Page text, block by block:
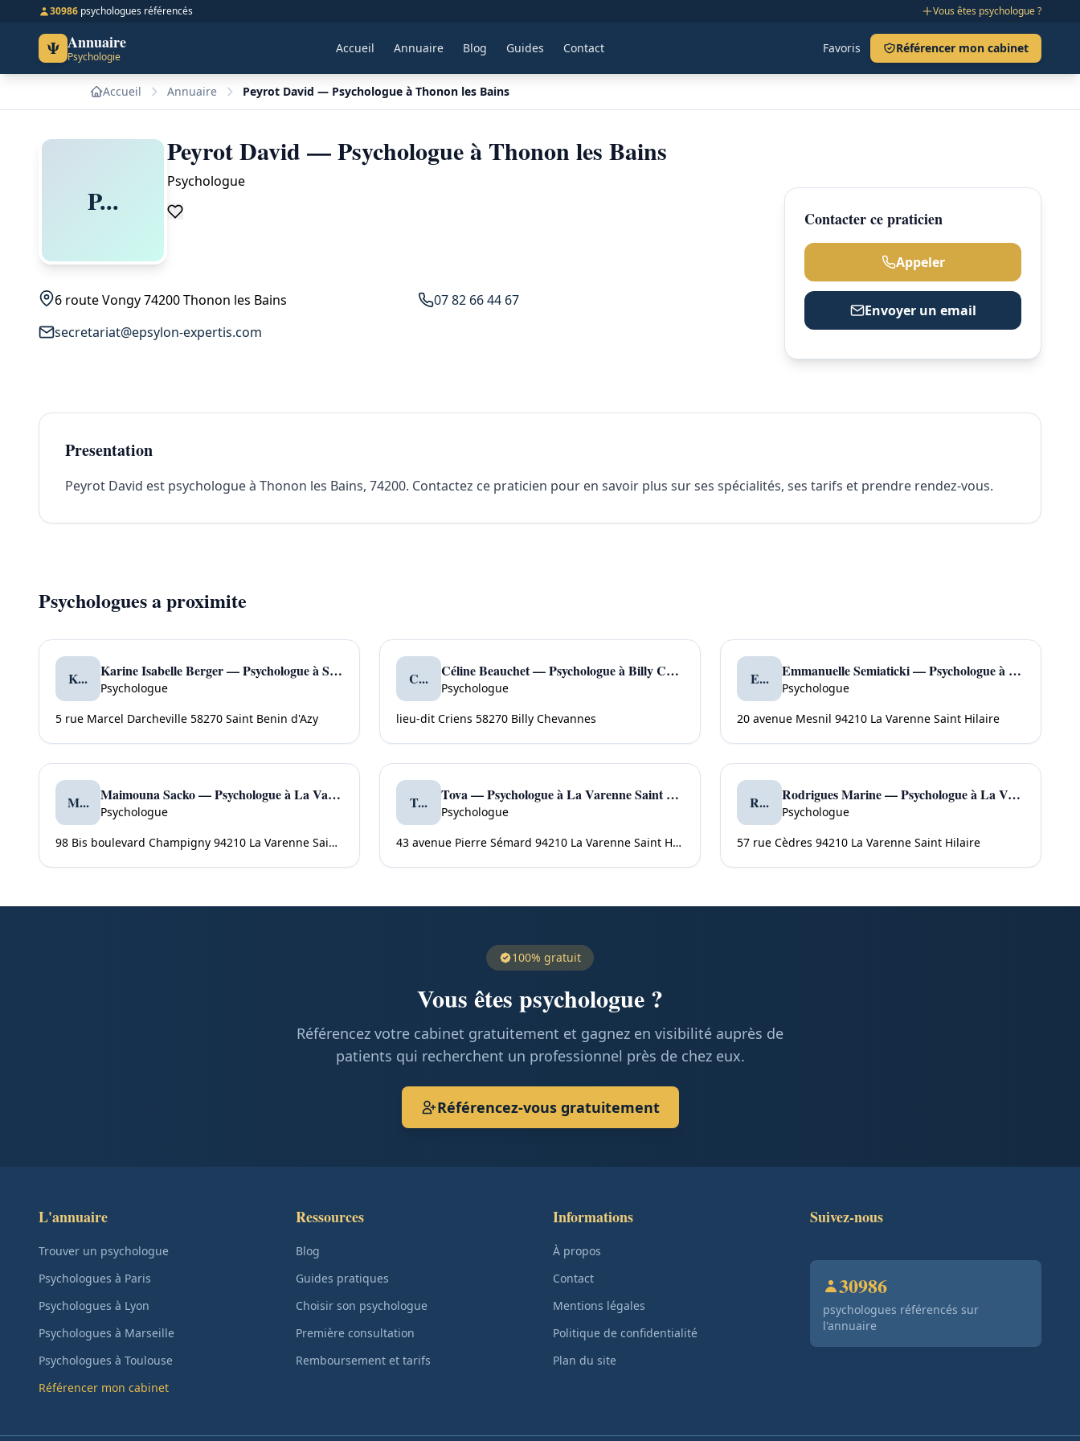
30986 psychologues référencés Vous êtes psychologue ?
Ψ Annuaire
Psychologie
Accueil Annuaire Blog Guides Contact Favoris Référencer mon cabinet
Accueil Annuaire Peyrot David — Psychologue à Thonon les Bains
P...
Peyrot David — Psychologue à Thonon les Bains
Psychologue
6 route Vongy 74200 Thonon les Bains
07 82 66 44 67
secretariat@epsylon-expertis.com
Contacter ce praticien
Appeler
Envoyer un email
Presentation
Peyrot David est psychologue à Thonon les Bains, 74200. Contactez ce praticien pour en savoir plus sur ses spécialités, ses tarifs et prendre rendez-vous.
Psychologues a proximite
K... Karine Isabelle Berger — Psychologue à Saint Benin D'azy
Psychologue
5 rue Marcel Darcheville 58270 Saint Benin d'Azy
C... Céline Beauchet — Psychologue à Billy Chevannes
Psychologue
lieu-dit Criens 58270 Billy Chevannes
E... Emmanuelle Semiaticki — Psychologue à La Varenne Saint Hilaire
Psychologue
20 avenue Mesnil 94210 La Varenne Saint Hilaire
M... Maimouna Sacko — Psychologue à La Varenne Saint Hilaire
Psychologue
98 Bis boulevard Champigny 94210 La Varenne Saint Hilaire
T... Tova — Psychologue à La Varenne Saint Hilaire
Psychologue
43 avenue Pierre Sémard 94210 La Varenne Saint Hilaire
R... Rodrigues Marine — Psychologue à La Varenne Saint Hilaire
Psychologue
57 rue Cèdres 94210 La Varenne Saint Hilaire
100% gratuit
Vous êtes psychologue ?
Référencez votre cabinet gratuitement et gagnez en visibilité auprès de
patients qui recherchent un professionnel près de chez eux.
Référencez-vous gratuitement
L'annuaire
Trouver un psychologue
Psychologues à Paris
Psychologues à Lyon
Psychologues à Marseille
Psychologues à Toulouse
Référencer mon cabinet
Ressources
Blog
Guides pratiques
Choisir son psychologue
Première consultation
Remboursement et tarifs
Informations
À propos
Contact
Mentions légales
Politique de confidentialité
Plan du site
Suivez-nous
30986
psychologues référencés sur
l'annuaire